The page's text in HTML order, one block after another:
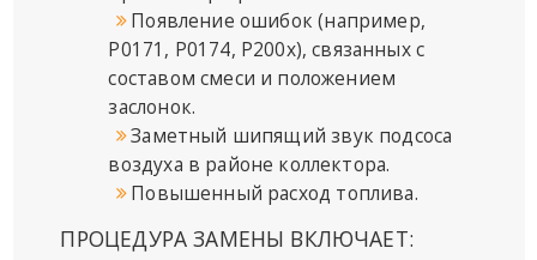
Появление ошибок (например,
P0171, P0174, P200x), связанных с
составом смеси и положением
заслонок.
Заметный шипящий звук подсоса
воздуха в районе коллектора.
Повышенный расход топлива.
ПРОЦЕДУРА ЗАМЕНЫ ВКЛЮЧАЕТ: